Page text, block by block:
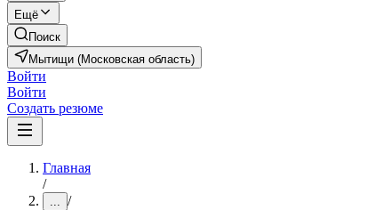
Ещё
Поиск
Мытищи (Московская область)
Войти
Войти
Создать резюме
Главная
/
... /